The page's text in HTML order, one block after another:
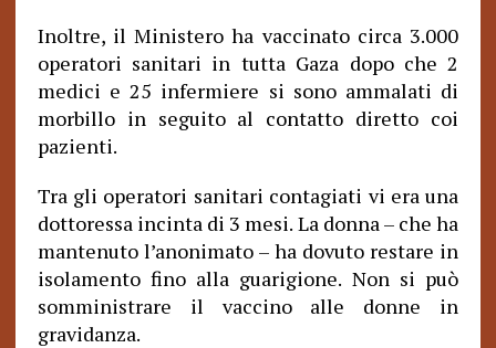
Inoltre, il Ministero ha vaccinato circa 3.000
operatori sanitari in tutta Gaza dopo che 2
medici e 25 infermiere si sono ammalati di
morbillo in seguito al contatto diretto coi
pazienti.
Tra gli operatori sanitari contagiati vi era una
dottoressa incinta di 3 mesi. La donna – che ha
mantenuto l’anonimato – ha dovuto restare in
isolamento fino alla guarigione. Non si può
somministrare il vaccino alle donne in
gravidanza.